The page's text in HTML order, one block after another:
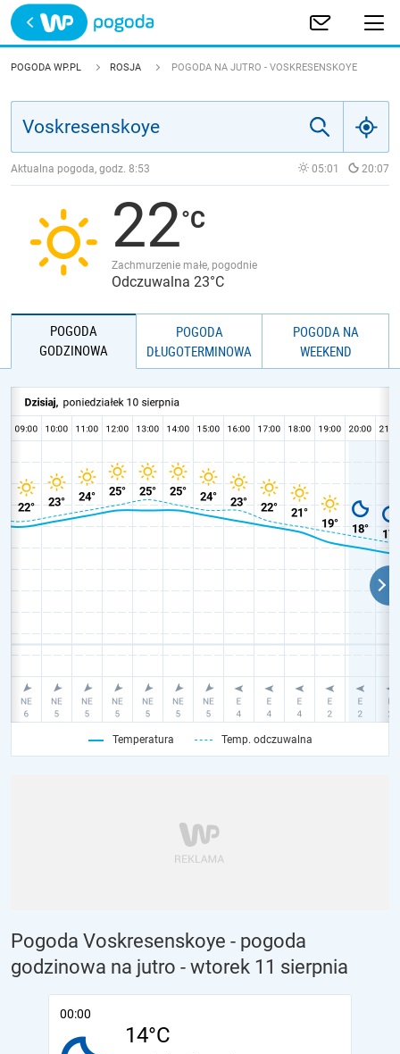
Trwa ładowanie
POLSKA
JAKOŚĆ POWIETRZA
POGODA WP.PL ROSJA POGODA NA JUTRO - VOSKRESENSKOYE
Aktualna pogoda, godz. 8:53 05:01 20:07
22
Zachmurzenie małe, pogodnie
Odczuwalna 23°C
POGODA
GODZINOWA
POGODA
DŁUGOTERMINOWA
POGODA NA
WEEKEND
Temperatura Temp. odczuwalna
Pogoda Voskresenskoye - pogoda
godzinowa na jutro - wtorek 11 sierpnia
00:00
14°C